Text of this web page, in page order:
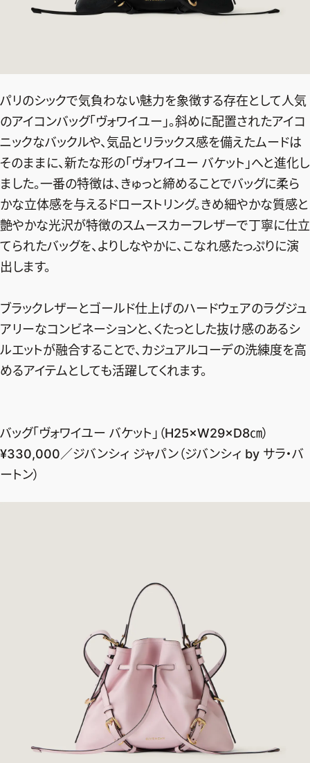
2026年9月号
定期購読
デジタル版
購入
SHOPPING
エクラプレミアム通販
売れ筋ランキング
エクラ限定アイテム
イーバイエクラ
ファッション、ライフスタイル、
会員限定プレゼントや特別イベントへの応募など
特典が満載！
新規会員登録はこちら
パリのシックで気負わない魅力を象徴する存在として人気
のアイコンバッグ「ヴォワイユー」。斜めに配置されたアイコ
ニックなバックルや、気品とリラックス感を備えたムードは
そのままに、新たな形の「ヴォワイユー バケット」へと進化し
ました。一番の特徴は、きゅっと締めることでバッグに柔ら
かな立体感を与えるドローストリング。きめ細やかな質感と
艶やかな光沢が特徴のスムースカーフレザーで丁寧に仕立
てられたバッグを、よりしなやかに、こなれ感たっぷりに演
出します。
ブラックレザーとゴールド仕上げのハードウェアのラグジュ
アリーなコンビネーションと、くたっとした抜け感のあるシ
ルエットが融合することで、カジュアルコーデの洗練度を高
めるアイテムとしても活躍してくれます。
バッグ「ヴォワイユー バケット」（H25×W29×D8㎝）
¥330,000／ジバンシィ ジャパン（ジバンシィ by サラ・バ
ートン）